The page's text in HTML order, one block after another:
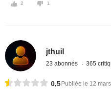
2 1
jthuil
23 abonnés 365
0,5 Publiée le 12